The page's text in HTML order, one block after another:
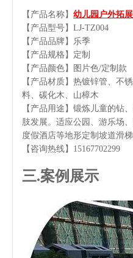
【产品名称】 幼儿园户外拓
【产品型号】LJ-TZ004
【产品品牌】乐季
【产品规格】定制
【产品颜色】图片色/定制款
【产品材质】热镀锌管、不
料、碳化木、山樟木
【产品用途】锻炼儿童的钻
肢发展。适应公园、游乐场
度假酒店等地形定制坡道滑梯
【咨询热线】15167702299
三.案例展示